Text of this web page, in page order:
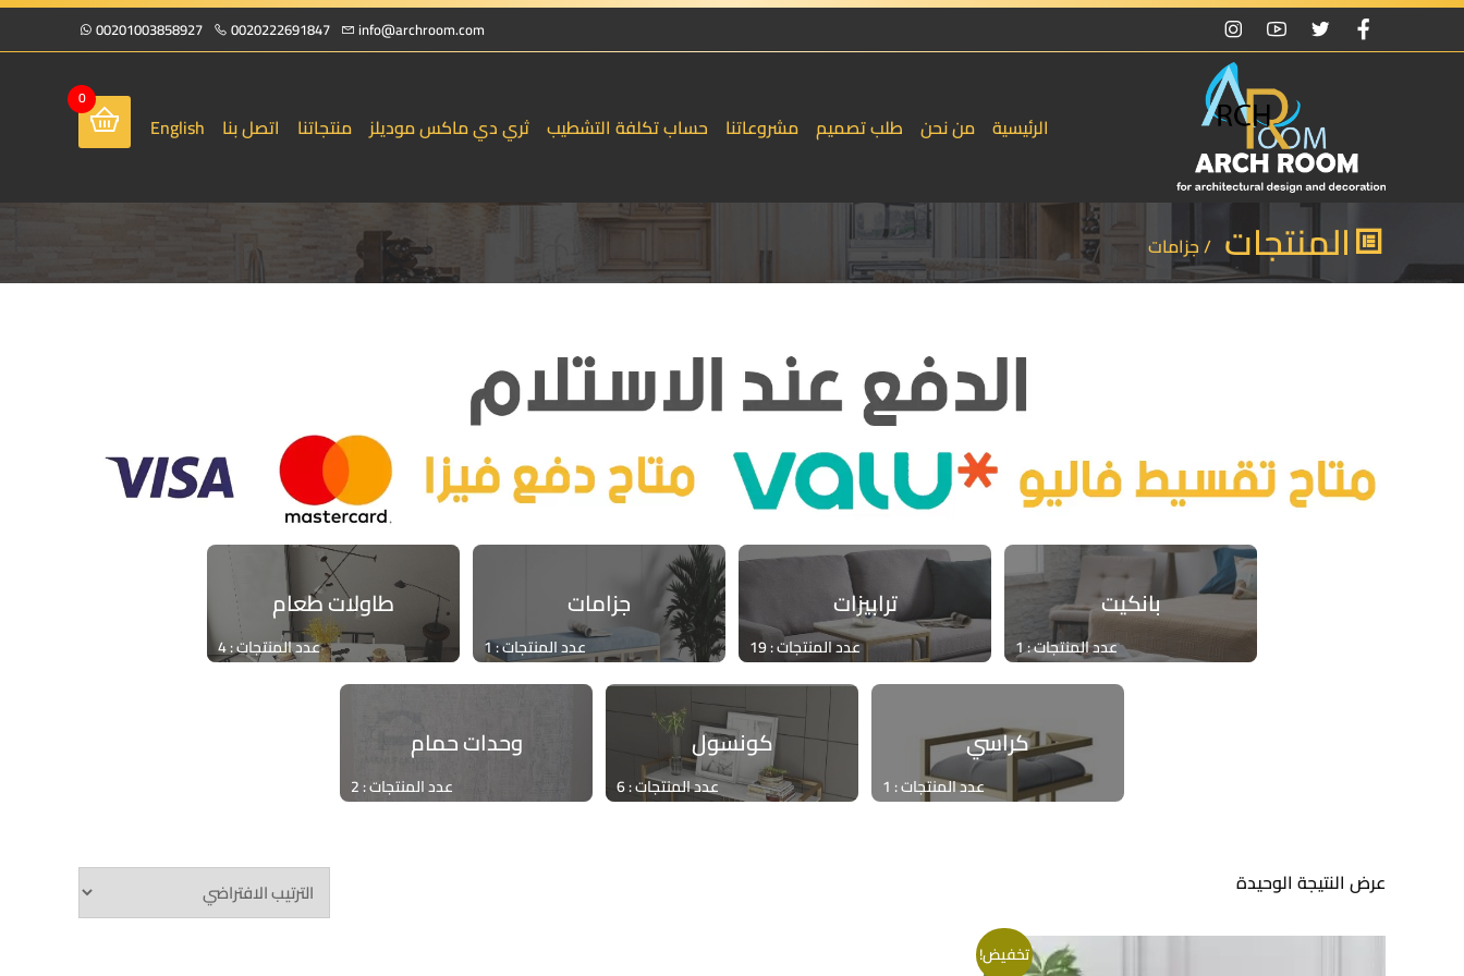
00201003858927 0020222691847 info@archroom.com
0
الرئيسية من نحن طلب تصميم مشروعاتنا حساب تكلفة التشطيب ثري دي ماكس موديلز منتجاتنا اتصل بنا English
المنتجات / جزامات
بانكيت
عدد المنتجات : 1
ترابيزات
عدد المنتجات : 19
جزامات
عدد المنتجات : 1
طاولات طعام
عدد المنتجات : 4
كراسي
عدد المنتجات : 1
كونسول
عدد المنتجات : 6
وحدات حمام
عدد المنتجات : 2
عرض النتيجة الوحيدة
تخفيض!